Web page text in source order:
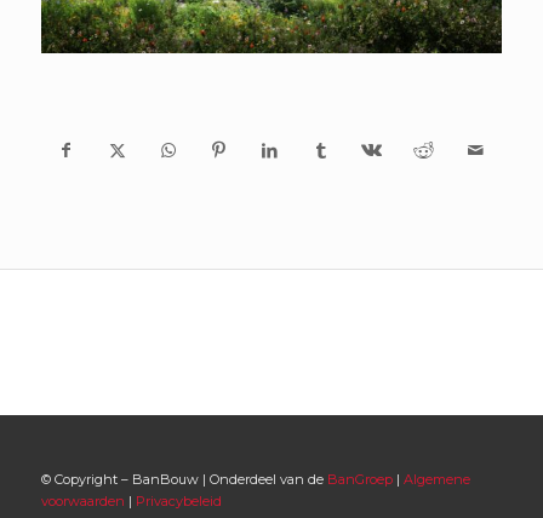
© Copyright – BanBouw | Onderdeel van de BanGroep| Algemene
voorwaarden | Privacybeleid